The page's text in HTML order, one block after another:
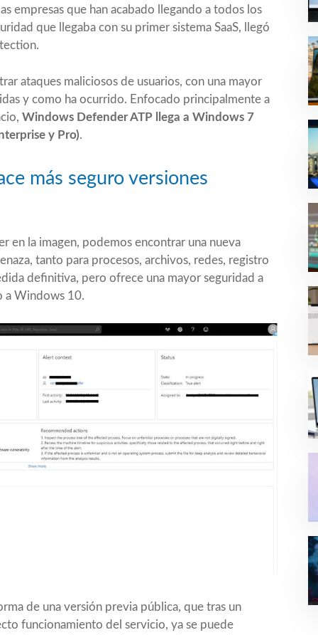
empresas que han acabado llegando a todos los
que llegaba con su primer sistema SaaS, llegó
ataques maliciosos de usuarios, con una mayor
y como ha ocurrido. Enfocado principalmente a
Windows Defender ATP llega a Windows 7
y Pro).
más seguro versiones
en la imagen, podemos encontrar una nueva
tanto para procesos, archivos, redes, registro
definitiva, pero ofrece una mayor seguridad a
a Windows 10.
de una versión previa pública, que tras un
funcionamiento del servicio, ya se puede